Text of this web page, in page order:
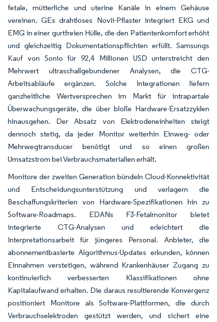
fetale, mütterliche und uterine Kanäle in einem Gehäuse
vereinen. GEs drahtloses Novii-Pflaster integriert EKG und
EMG in einer gurtfreien Hülle, die den Patientenkomfort erhöht
und gleichzeitig Dokumentationspflichten erfüllt. Samsungs
Kauf von Sonio für 92,4 Millionen USD unterstreicht den
Mehrwert ultraschallgebundener Analysen, die CTG-
Arbeitsabläufe ergänzen. Solche Integrationen liefern
ganzheitliche Wertversprechen im Markt für intrapartale
Überwachungsgeräte, die über bloße Hardware-Ersatzzyklen
hinausgehen. Der Absatz von Elektrodeneinheiten steigt
dennoch stetig, da jeder Monitor weiterhin Einweg- oder
Mehrwegtransducer benötigt und so einen großen
Umsatzstrom bei Verbrauchsmaterialien erhält.
Monitore der zweiten Generation bündeln Cloud-Konnektivität
und Entscheidungsunterstützung und verlagern die
Beschaffungskriterien von Hardware-Spezifikationen hin zu
Software-Roadmaps. EDANs F3-Fetalmonitor bietet
integrierte CTG-Analysen und erleichtert die
Interpretationsarbeit für jüngeres Personal. Anbieter, die
abonnementbasierte Algorithmus-Updates erkunden, können
Einnahmen verstetigen, während Krankenhäuser Zugang zu
kontinuierlich verbesserten Klassifikationen ohne
Kapitalaufwand erhalten. Die daraus resultierende Konvergenz
positioniert Monitore als Software-Plattformen, die durch
Verbrauchselektroden gestützt werden, und sichert eine